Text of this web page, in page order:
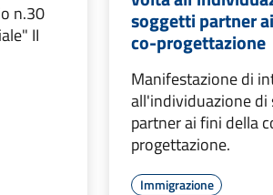
n.30
II
soggetti partner
co-progettazione
Manifestazione di
all'individuazione di
partner ai fini della
progettazione.
Immigrazione